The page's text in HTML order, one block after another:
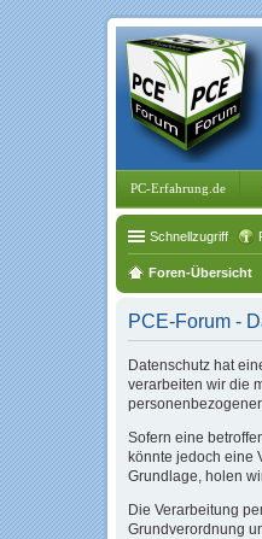
PC-Erfahrung.de
Schnellzugriff
Foren-Übersicht
PCE-Forum -
Datenschutz hat
verarbeiten wir die
Sofern eine
könnte jedoch eine
Grundlage, holen
Die Verarbeitung
Grundverordnung